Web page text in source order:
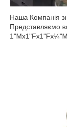
Наша Компанія
Представляємо